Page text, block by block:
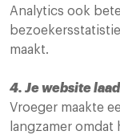
Analytics ook
maakt.
4. Je website
Vroeger maakte
langzamer